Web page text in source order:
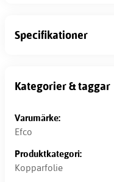
Specifikationer
Kategorier & taggar
Varumärke:
Efco
Produktkategori:
Kopparfolie